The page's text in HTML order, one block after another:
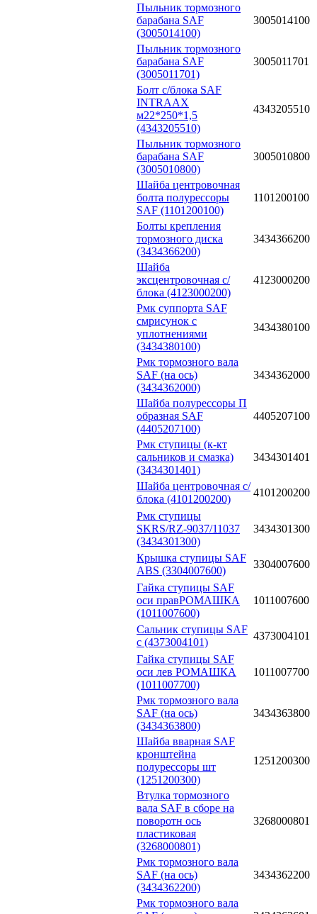
Пыльник тормозного
барабана SAF
(3005014100)
3005014100
Пыльник тормозного
барабана SAF
(3005011701)
3005011701
Болт с/блока SAF
INTRAAX
м22*250*1,5
(4343205510)
4343205510
Пыльник тормозного
барабана SAF
(3005010800)
3005010800
Шайба центровочная
болта полурессоры
SAF (1101200100)
1101200100
Болты крепления
тормозного диска
(3434366200)
3434366200
Шайба
эксцентровочная с/
блока (4123000200)
4123000200
Рмк суппорта SAF
смрисунок с
уплотнениями
(3434380100)
3434380100
Рмк тормозного вала
SAF (на ось)
(3434362000)
3434362000
Шайба полурессоры П
образная SAF
(4405207100)
4405207100
Рмк ступицы (к-кт
сальников и смазка)
(3434301401)
3434301401
Шайба центровочная с/
блока (4101200200)
4101200200
Рмк ступицы
SKRS/RZ-9037/11037
(3434301300)
3434301300
Крышка ступицы SAF
ABS (3304007600)
3304007600
Гайка ступицы SAF
оси правРОМАШКА
(1011007600)
1011007600
Сальник ступицы SAF
с (4373004101)
4373004101
Гайка ступицы SAF
оси лев РОМАШКА
(1011007700)
1011007700
Рмк тормозного вала
SAF (на ось)
(3434363800)
3434363800
Шайба вварная SAF
кронштейна
полурессоры шт
(1251200300)
1251200300
Втулка тормозного
вала SAF в сборе на
поворотн ось
пластиковая
(3268000801)
3268000801
Рмк тормозного вала
SAF (на ось)
(3434362200)
3434362200
Рмк тормозного вала